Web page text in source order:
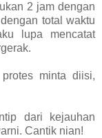
2 jam dengan
total waktu
lupa mencatat
minta diisi,
dari kejauhan
Cantik nian!